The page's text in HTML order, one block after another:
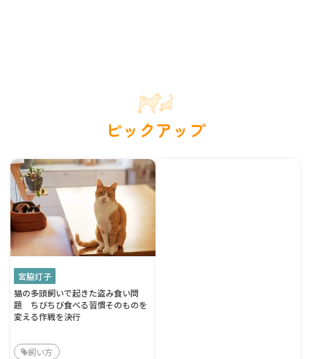
ピックアップ
宮脇灯子
猫の多頭飼いで起きた盗み食い問
題 ちびちび食べる習慣そのものを
変える作戦を決行
飼い方